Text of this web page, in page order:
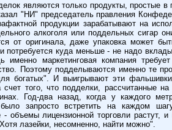
являются только продукты, простые в
"НИ" председатель правления
продукции зарабатывают на
алкоголя или поддельных сигар
от оригинала, даже упаковка может
потребуется куда меньше - не надо
именно маркетинговая компания
Поэтому подделываются именно те
богатых". И выигрывают эти
того, что подделки, рассчитанные на
Год-два назад, когда у каждого
запросто встретить на каждом
объемы лицензионной торговли растут,
лазейки, несомненно, найти можно".